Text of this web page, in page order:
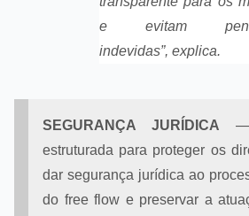
e evitam
indevidas”, explica.
SEGURANÇA JURÍDICA —
estruturada para proteger os
dar segurança jurídica ao
do free flow e preservar a